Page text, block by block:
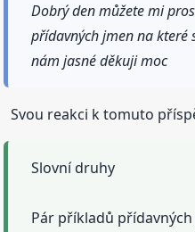
Dobrý den můžete mi
přídavných jmen na které
nám jasné děkuji moc
Svou reakci k tomuto
Slovní druhy
Pár příkladů